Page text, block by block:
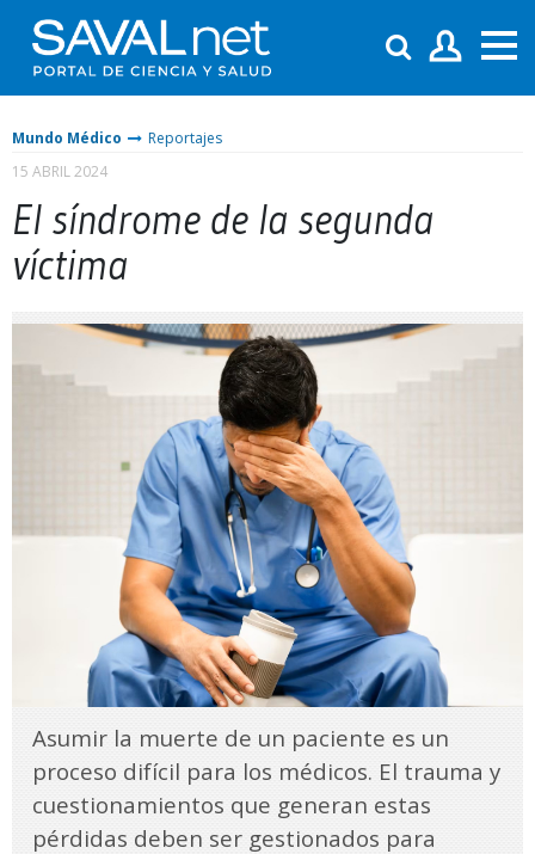
Mundo Médico
Reportajes
15 ABRIL 2024
El síndrome de la segunda
víctima
Asumir la muerte de un paciente es un
proceso difícil para los médicos. El trauma y
cuestionamientos que generan estas
pérdidas deben ser gestionados para